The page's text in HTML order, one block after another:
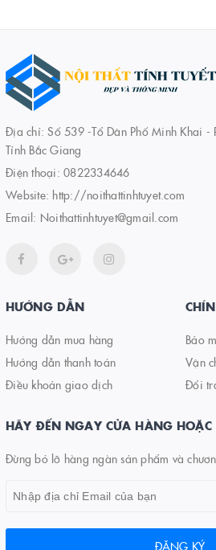
Địa chỉ: Số 539 -Tổ Dân Phố Minh Khai -
Tỉnh Bắc Giang
Điện thoại: 0822334646
Website: http://noithattinhtuyet.com
Email: Noithattinhtuyet@gmail.com
HƯỚNG DẪN
Hướng dẫn mua hàng
Hướng dẫn thanh toán
Điều khoản giao dịch
Bảo
Vận
Đổi
HÃY ĐẾN NGAY CỬA HÀNG
Đừng bỏ lỡ hàng ngàn sản phẩm và
ĐĂNG KÝ